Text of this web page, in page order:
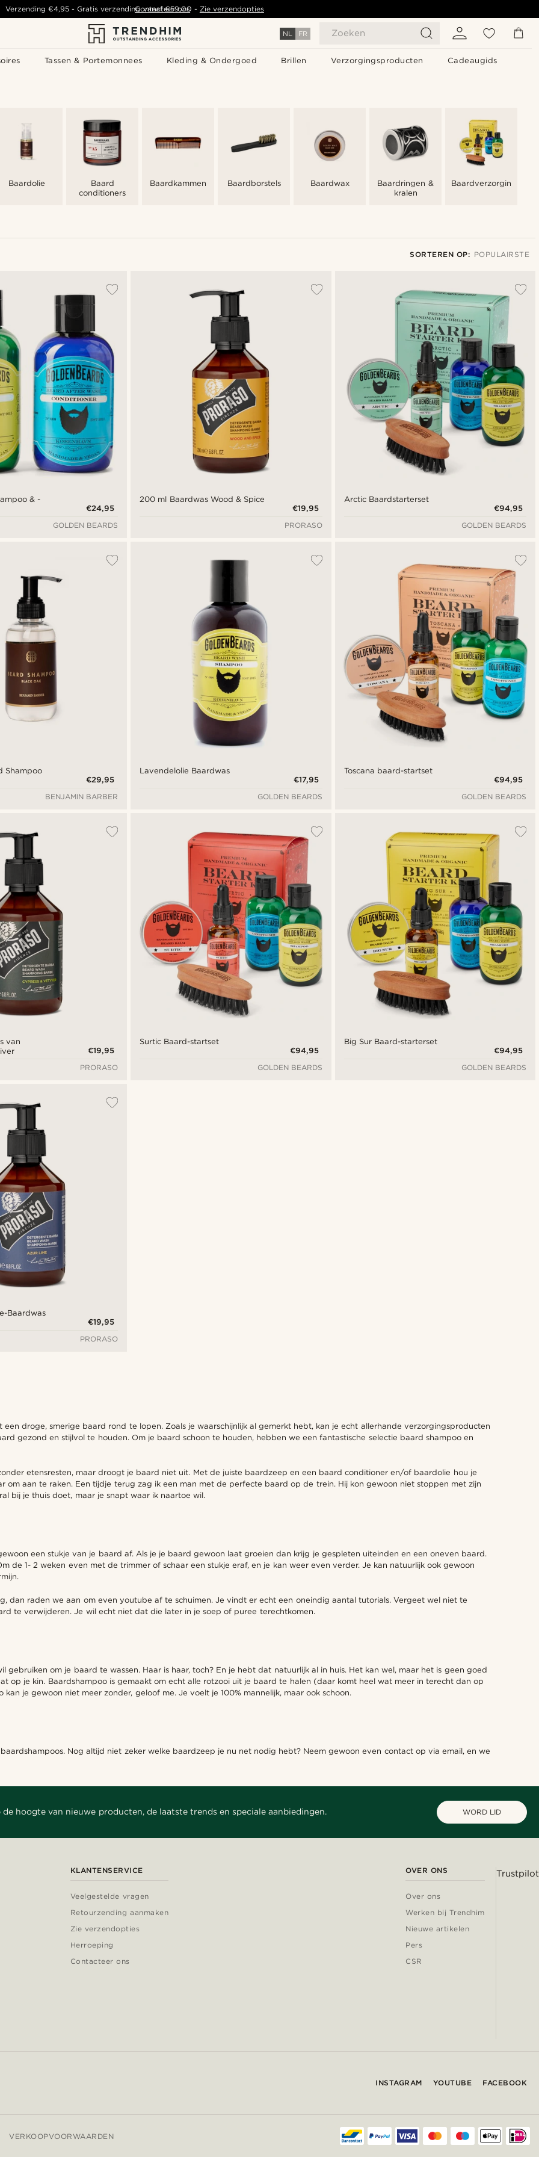
NL FR Zoeken
Tassen & Portemonnees Kleding & Ondergoed Brillen Verzorgingsproducten Cadeaugids
Verzending €4,95 -Gratis verzending vanaf €59,00 - Zie verzendopties
Contacteer ons
Baardolie
Baard
conditioners
Baardkammen Baardborstels Baardwax
Baardringen &
kralen
Baardverzorgingssets
SORTEREN OP: POPULAIRSTE
Nieuwste
Laagste prijs
Hoogste prijs
& -
€24,95
GOLDEN BEARDS
200 ml Baardwas Wood & Spice
€19,95
PRORASO
Arctic Baardstarterset
€94,95
GOLDEN BEARDS
Shampoo
€29,95
BENJAMIN BARBER
Lavendelolie Baardwas
€17,95
GOLDEN BEARDS
Toscana baard-startset
€94,95
GOLDEN BEARDS
van
€19,95
PRORASO
Surtic Baard-startset
€94,95
GOLDEN BEARDS
Big Sur Baard-starterset
€94,95
GOLDEN BEARDS
Baardwas
€19,95
PRORASO
droge, smerige baard rond te lopen. Zoals je waarschijnlijk al gemerkt hebt, kan je echt allerhande verzorgingsproducten
gezond en stijlvol te houden. Om je baard schoon te houden, hebben we een fantastische selectie baard shampoo en
etensresten, maar droogt je baard niet uit. Met de juiste baardzeep en een baard conditioner en/of baardolie hou je
om aan te raken. Een tijdje terug zag ik een man met de perfecte baard op de trein. Hij kon gewoon niet stoppen met zijn
bij je thuis doet, maar je snapt waar ik naartoe wil.
een stukje van je baard af. Als je je baard gewoon laat groeien dan krijg je gespleten uiteinden en een oneven baard.
de 1- 2 weken even met de trimmer of schaar een stukje eraf, en je kan weer even verder. Je kan natuurlijk ook gewoon
dan raden we aan om even youtube af te schuimen. Je vindt er echt een oneindig aantal tutorials. Vergeet wel niet te
te verwijderen. Je wil echt niet dat die later in je soep of puree terechtkomen.
gebruiken om je baard te wassen. Haar is haar, toch? En je hebt dat natuurlijk al in huis. Het kan wel, maar het is geen goed
op je kin. Baardshampoo is gemaakt om echt alle rotzooi uit je baard te halen (daar komt heel wat meer in terecht dan op
je gewoon niet meer zonder, geloof me. Je voelt je 100% mannelijk, maar ook schoon.
Nog altijd niet zeker welke baardzeep je nu net nodig hebt? Neem gewoon even contact op via email, en we
de hoogte van nieuwe producten, de laatste trends en speciale aanbiedingen. WORD LID
KLANTENSERVICE
Veelgestelde vragen
Retourzending aanmaken
Zie verzendopties
Herroeping
Contacteer ons
OVER ONS
Over ons
Werken bij Trendhim
Nieuwe artikelen
Pers
CSR
Trustpilot
INSTAGRAM YOUTUBE FACEBOOK
VERKOOPVOORWAARDEN